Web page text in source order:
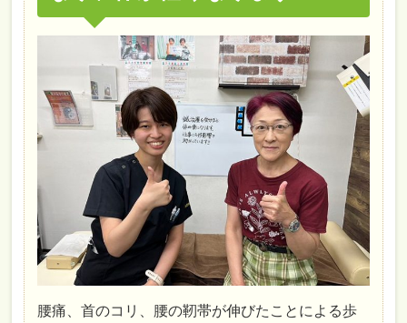
腰痛、首のコリ、腰の靭帯が伸びたことによる歩